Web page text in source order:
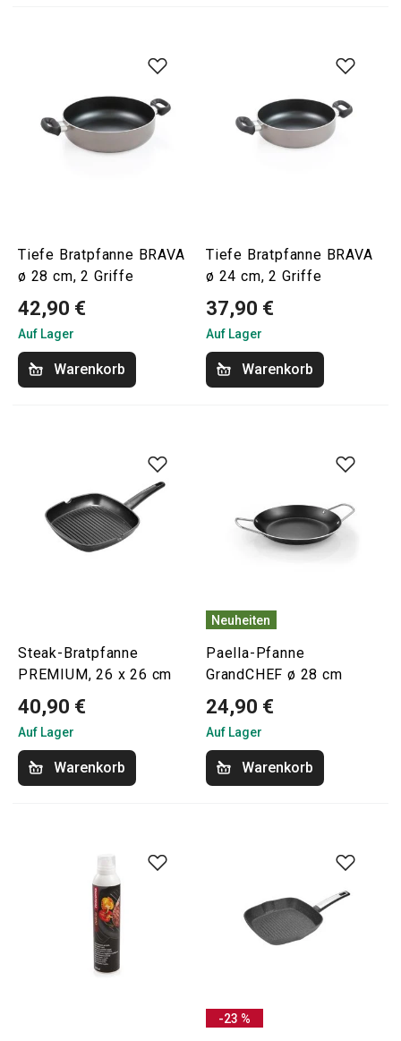
Tiefe Bratpfanne BRAVA
ø 28 cm, 2 Griffe
42,90 €
Auf Lager
Warenkorb
Tiefe Bratpfanne BRAVA
ø 24 cm, 2 Griffe
37,90 €
Auf Lager
Warenkorb
Steak-Bratpfanne
PREMIUM, 26 x 26 cm
40,90 €
Auf Lager
Warenkorb
Neuheiten
Paella-Pfanne
GrandCHEF ø 28 cm
24,90 €
Auf Lager
Warenkorb
-23 %